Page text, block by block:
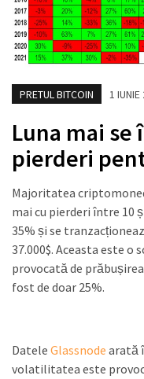
PRETUL BITCOIN 1 IUNIE
Luna mai se
pierderi
Majoritatea
mai cu pierderi între 10
35% și se
37.000$. Aceasta este o
provocată de
fost de doar 25%.
Datele Glassnode arată
volatilitatea este